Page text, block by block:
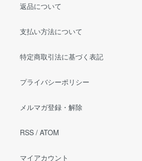
返品について
支払い方法について
特定商取引法に基づく表記
プライバシーポリシー
メルマガ登録・解除
RSS / ATOM
マイアカウント